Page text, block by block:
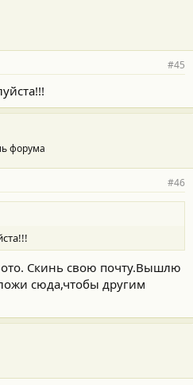
#45
форума
#46
Скинь свою почту.Вышлю
сюда,чтобы другим